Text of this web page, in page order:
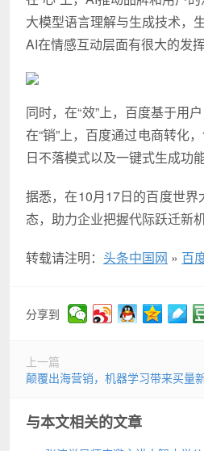
大模型语言理解与生成技术，
AI在情感互动层面有很大的发
同时，在“效”上，百度基于用
在“销”上，百度通过电商转化
日不落模式以及一键式生成功
据悉，在10月17日的百度世界
态，助力企业把握代际跃迁新
转载请注明： 头条中国网 » 百
分享到
上一篇
颠覆出海营销，机器学习带来买量
与本文相关的文章